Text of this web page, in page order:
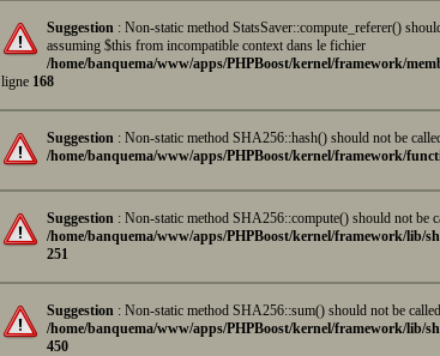
Suggestion : Non-static method StatsSaver::compute_referer()
assuming $this from incompatible context dans le fichier
/home/banquema/www/apps/PHPBoost/kernel/framework/
ligne 168
Suggestion : Non-static method SHA256::hash() should not be
/home/banquema/www/apps/PHPBoost/kernel/framework/
Suggestion : Non-static method SHA256::compute() should not be
/home/banquema/www/apps/PHPBoost/kernel/framework/lib/
251
Suggestion : Non-static method SHA256::sum() should not be
/home/banquema/www/apps/PHPBoost/kernel/framework/lib/
450